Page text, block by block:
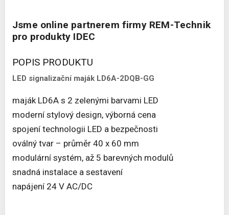
Jsme online partnerem firmy REM-Technik
pro produkty IDEC
POPIS PRODUKTU
LED signalizační maják LD6A-2DQB-GG
maják LD6A s 2 zelenými barvami LED
moderní stylový design, výborná cena
spojení technologii LED a bezpečnosti
oválný tvar – průměr 40 x 60 mm
modulární systém, až 5 barevných modulů
snadná instalace a sestavení
napájení 24 V AC/DC